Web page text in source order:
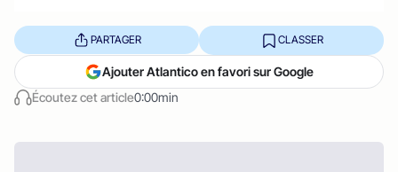
Écoutez cet article0:00min
PARTAGER CLASSER
Ajouter Atlantico en favori sur Google